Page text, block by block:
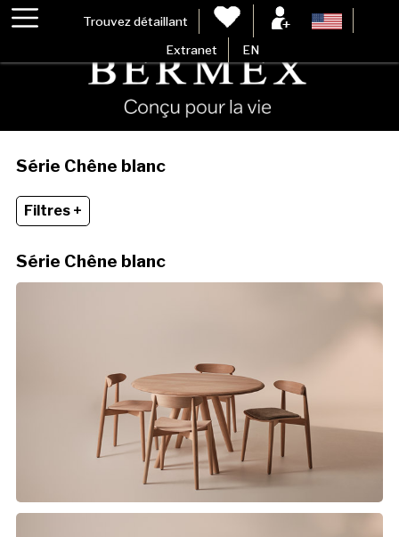
Trouvez détaillant
Extranet EN
Série Chêne blanc
Filtres +
Série Chêne blanc